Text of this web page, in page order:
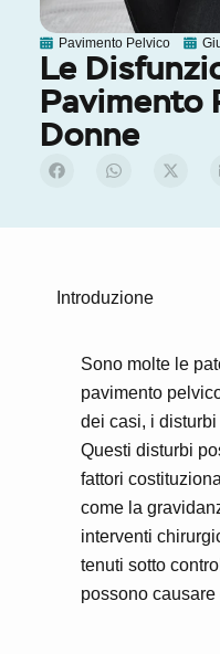
Pavimento Pelvico
Le
Pavimento
Donne
Introduzione
Sono molte le
pavimento
dei casi, i
Questi disturbi
fattori
come la
interventi
tenuti sotto
possono